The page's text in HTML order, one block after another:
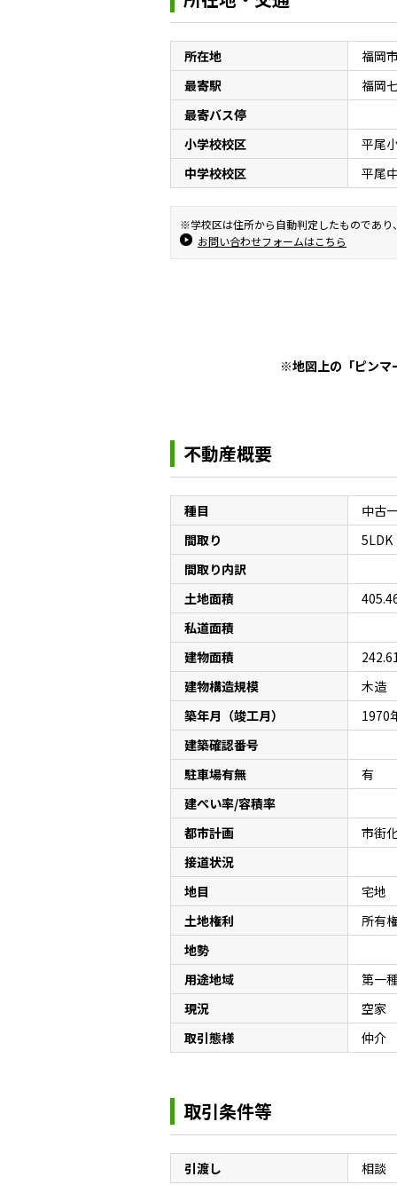
所在地
福岡
最寄駅
福岡
最寄バス停
小学校校区
平尾
中学校校区
平尾
※学校区は住所から自動判定したものであり
お問い合わせフォームはこちら
※地図上の「ピンマ
不動産概要
種目
中古
間取り
5LDK
間取り内訳
土地面積
私道面積
建物面積
建物構造規模
木造
築年月（竣工月）
1970
建築確認番号
駐車場有無
有
建ぺい率/容積率
都市計画
市街
接道状況
地目
宅地
土地権利
所有
地勢
用途地域
第一
現況
空家
取引態様
仲介
取引条件等
引渡し 相談